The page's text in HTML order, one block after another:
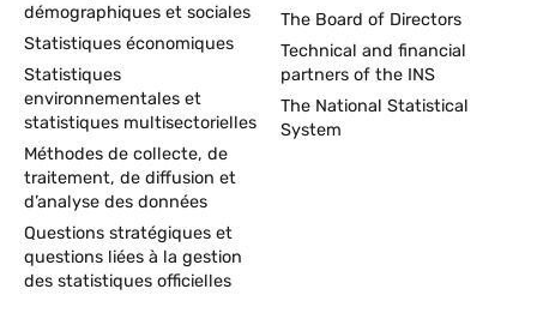
démographiques et sociales
Statistiques économiques
Statistiques
environnementales et
statistiques multisectorielles
Méthodes de collecte, de
traitement, de diffusion et
d’analyse des données
Questions stratégiques et
questions liées à la gestion
des statistiques officielles
The Board of Directors
Technical and financial
partners of the INS
The National Statistical
System